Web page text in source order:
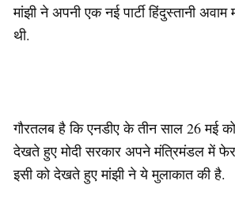
मांझी ने अपनी एक नई पार्टी हिंदुस्तानी अवाम
थी.
गौरतलब है कि एनडीए के तीन साल 26 मई
देखते हुए मोदी सरकार अपने मंत्रिमंडल में
इसी को देखते हुए मांझी ने ये मुलाकात की है.